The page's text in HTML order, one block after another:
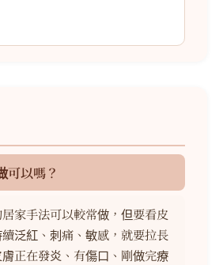
可以嗎？
家手法可以較常做，但要看皮
泛紅、刺痛、敏感，就要拉長
正在發炎、有傷口、剛做完療